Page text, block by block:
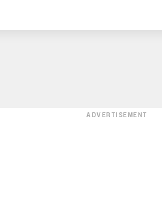
ADVERTISEMENT